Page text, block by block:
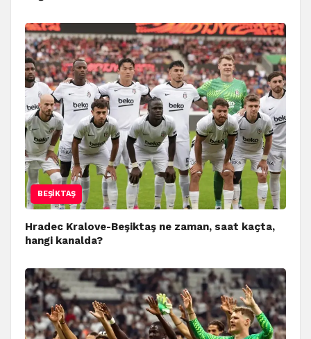
BEŞIKTAŞ
Hradec Kralove-Beşiktaş ne zaman, saat kaçta,
hangi kanalda?